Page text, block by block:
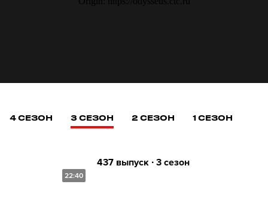
4 СЕЗОН 3 СЕЗОН 2 СЕЗОН 1 СЕЗОН
22:40
437 выпуск ∙ 3 сезон